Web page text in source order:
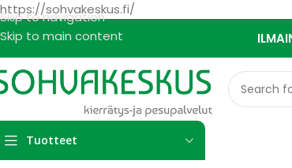
https://sohvakeskus.fi/
Skip to navigation
Skip to main content
Tuotteet